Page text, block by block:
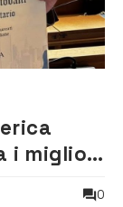
i migliori
0